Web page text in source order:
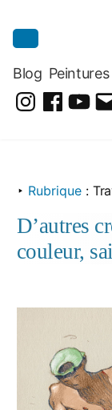
Blog Peintures
contenu
‣ Rubrique :
D’autres
couleur,